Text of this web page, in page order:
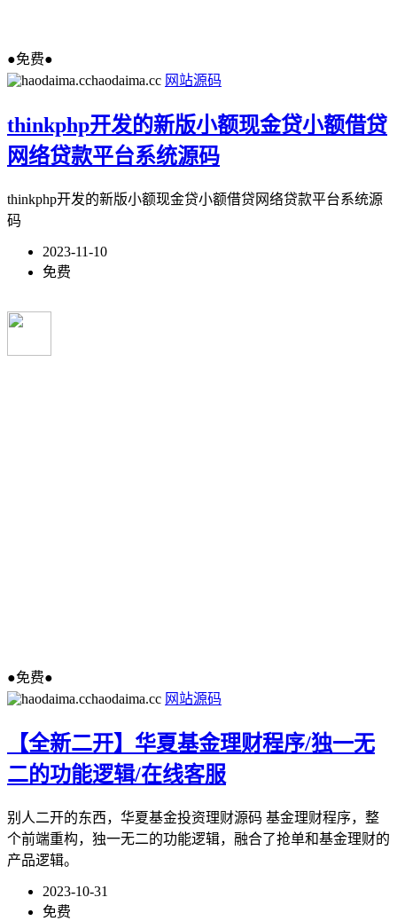
●免费●
haodaima.cc 网站源码
thinkphp开发的新版小额现金贷小额借贷
网络贷款平台系统源码
thinkphp开发的新版小额现金贷小额借贷网络贷款平台系统源
码
2023-11-10
免费
●免费●
haodaima.cc 网站源码
【全新二开】华夏基金理财程序/独一无
二的功能逻辑/在线客服
别人二开的东西，华夏基金投资理财源码 基金理财程序，整
个前端重构，独一无二的功能逻辑，融合了抢单和基金理财的
产品逻辑。
2023-10-31
免费